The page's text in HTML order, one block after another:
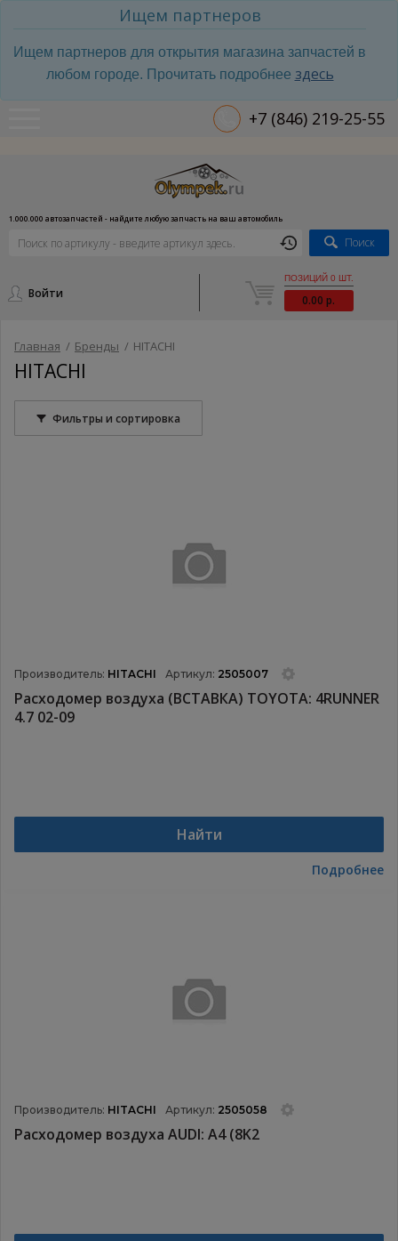
Ищем партнеров
Ищем партнеров для открытия магазина запчастей в
любом городе. Прочитать подробнее здесь
+7 (846) 219-25-55
1.000.000 автозапчастей - найдите любую запчасть на ваш автомобиль
Поиск
Войти
ПОЗИЦИЙ 0 ШТ.
0.00 р.
Главная / Бренды / HITACHI
HITACHI
Фильтры и сортировка
Производитель: HITACHI Артикул: 2505007
Расходомер воздуха (ВСТАВКА) TOYOTA: 4RUNNER
4.7 02-09
Найти
Подробнее
Производитель: HITACHI Артикул: 2505058
Расходомер воздуха AUDI: A4 (8K2